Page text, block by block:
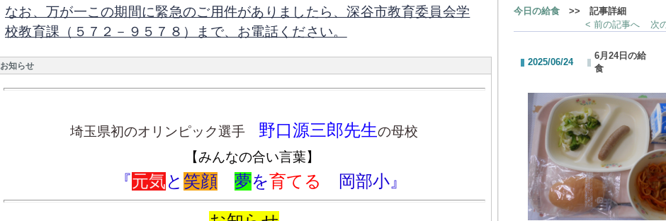
なお、万が一この期間に緊急のご用件がありましたら、深谷市教育委員会学
校教育課（５７２－９５７８）まで、お電話ください。
お知らせ
埼玉県初のオリンピック選手 野口源三郎先生の母校
【みんなの合い言葉】
『元気と 笑顔 夢を育てる 岡部小』
今日の給食 >> 記事詳細
< 前の記事へ
次
2025/06/24
6月24日の給
食